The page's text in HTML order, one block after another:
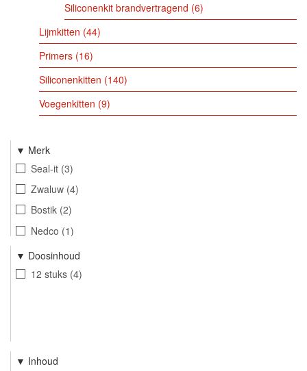
Siliconenkit brandvertragend 6
Lijmkitten 44
Primers 16
Siliconenkitten 140
Voegenkitten 9
Merk
Seal-it 3
Zwaluw 4
Bostik 2
Nedco 1
Doosinhoud
12 stuks 4
Inhoud